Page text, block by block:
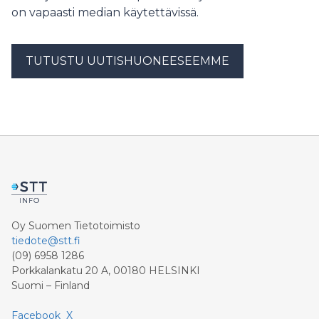
tunteita kuin metsät. – Vaikka metsätalous on ollut
keskustelua ilmaston, luonnon monimuotoisuuden,
on vapaasti median käytettävissä.
TUTUSTU UUTISHUONEESEEMME
Oy Suomen Tietotoimisto
tiedote@stt.fi
(09) 6958 1286
Porkkalankatu 20 A, 00180 HELSINKI
Suomi – Finland
Facebook X